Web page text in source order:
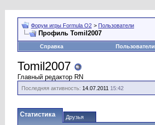
Форум игры Formula O2 > Пользователи
Профиль Tomil2007
Справка Пользователи
Tomil2007
Главный редактор RN
Последняя активность: 14.07.2011 15:42
Статистика Друзья